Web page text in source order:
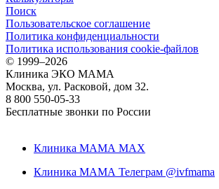
Поиск
Пользовательское соглашение
Политика конфиденциальности
Политика использования cookie-файлов
© 1999–2026
Клиника ЭКО МАМА
Москва, ул. Расковой, дом 32.
8 800 550-05-33
Бесплатные звонки по России
Клиника МАМА MAX
Клиника МАМА Телеграм @ivfmama